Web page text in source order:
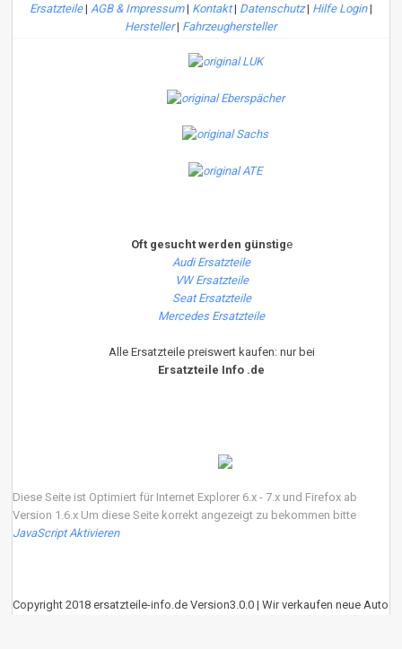
Ersatzteile| AGB & Impressum| Kontakt| Datenschutz| Hilfe Login|
Hersteller| Fahrzeughersteller
Oft gesucht werden günstige
Audi Ersatzteile
VW Ersatzteile
Seat Ersatzteile
Mercedes Ersatzteile
Alle Ersatzteile preiswert kaufen: nur bei
Ersatzteile Info .de
Diese Seite ist Optimiert für Internet Explorer 6.x - 7.x und Firefox ab
Version 1.6.x Um diese Seite korrekt angezeigt zu bekommen bitte
JavaScript Aktivieren
Copyright 2018 ersatzteile-info.de Version3.0.0 | Wir verkaufen neue Auto